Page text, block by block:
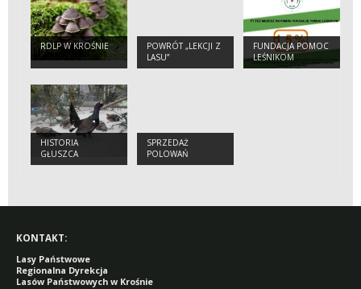
RDLP W KROŚNIE
POWRÓT „LEKCJI Z
LASU”
FUNDACJA POMOC
LEŚNIKOM
HISTORIA
GŁUSZCA
SPRZEDAŻ
POLOWAŃ
KONTAKT:
Lasy Państwowe
Regionalna Dyrekcja
Lasów Państwowych w Krośnie